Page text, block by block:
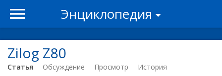
Энциклопедия
Zilog Z80
Статья Обсуждение Просмотр
История